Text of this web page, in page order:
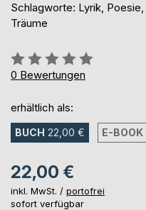
Schlagworte: Lyrik,
Träume
Bewertung::
0%
0 Bewertungen
erhältlich als:
BUCH 22,00 € E-BOOK
22,00 €
inkl. MwSt. / portofrei
sofort verfügbar